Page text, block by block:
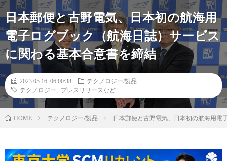
日本郵便と古野電気、日本初の航海用
電子ログブック（航海日誌）サービス
に関わる基本合意書を締結
2023.05.16 06:00:38
テクノロジー/製品
テクノロジー
プレスリリースなど
HOME テクノロジー/製品 日本郵便と古野電気、日本初の航海用電